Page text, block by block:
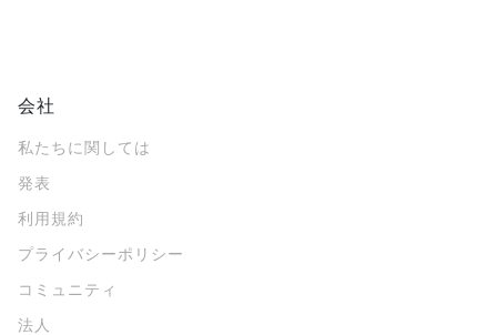
会社
私たちに関しては
発表
利用規約
プライバシーポリシー
コミュニティ
法人